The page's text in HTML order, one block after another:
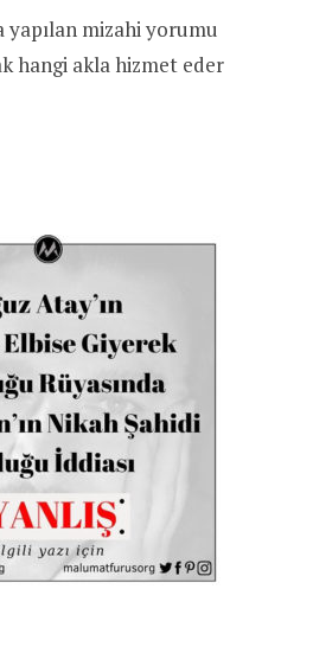
yapılan mizahi yorumu
hangi akla hizmet eder